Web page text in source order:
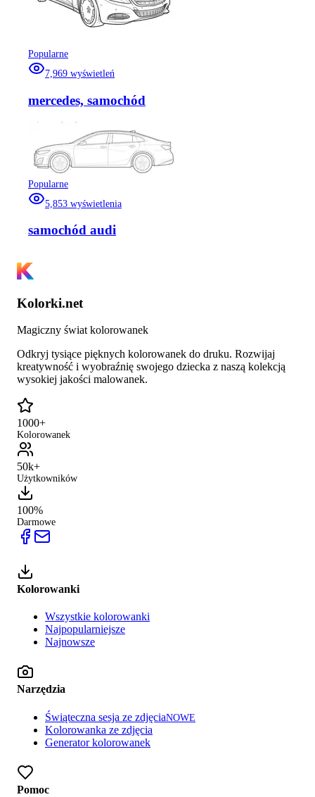
Popularne
7,969 wyświetleń
mercedes, samochód
Popularne
5,853 wyświetlenia
samochód audi
Kolorki.net
Magiczny świat kolorowanek
Odkryj tysiące pięknych kolorowanek do druku. Rozwijaj
kreatywność i wyobraźnię swojego dziecka z naszą kolekcją
wysokiej jakości malowanek.
1000+
Kolorowanek
50k+
Użytkowników
100%
Darmowe
Kolorowanki
Wszystkie kolorowanki
Najpopularniejsze
Najnowsze
Narzędzia
Świąteczna sesja ze zdjęciaNOWE
Kolorowanka ze zdjęcia
Generator kolorowanek
Pomoc